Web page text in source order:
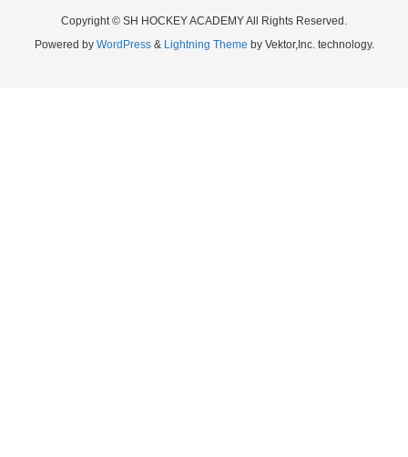
Copyright © SH HOCKEY ACADEMY All Rights Reserved.
Powered by WordPress& Lightning Theme by Vektor,Inc. technology.